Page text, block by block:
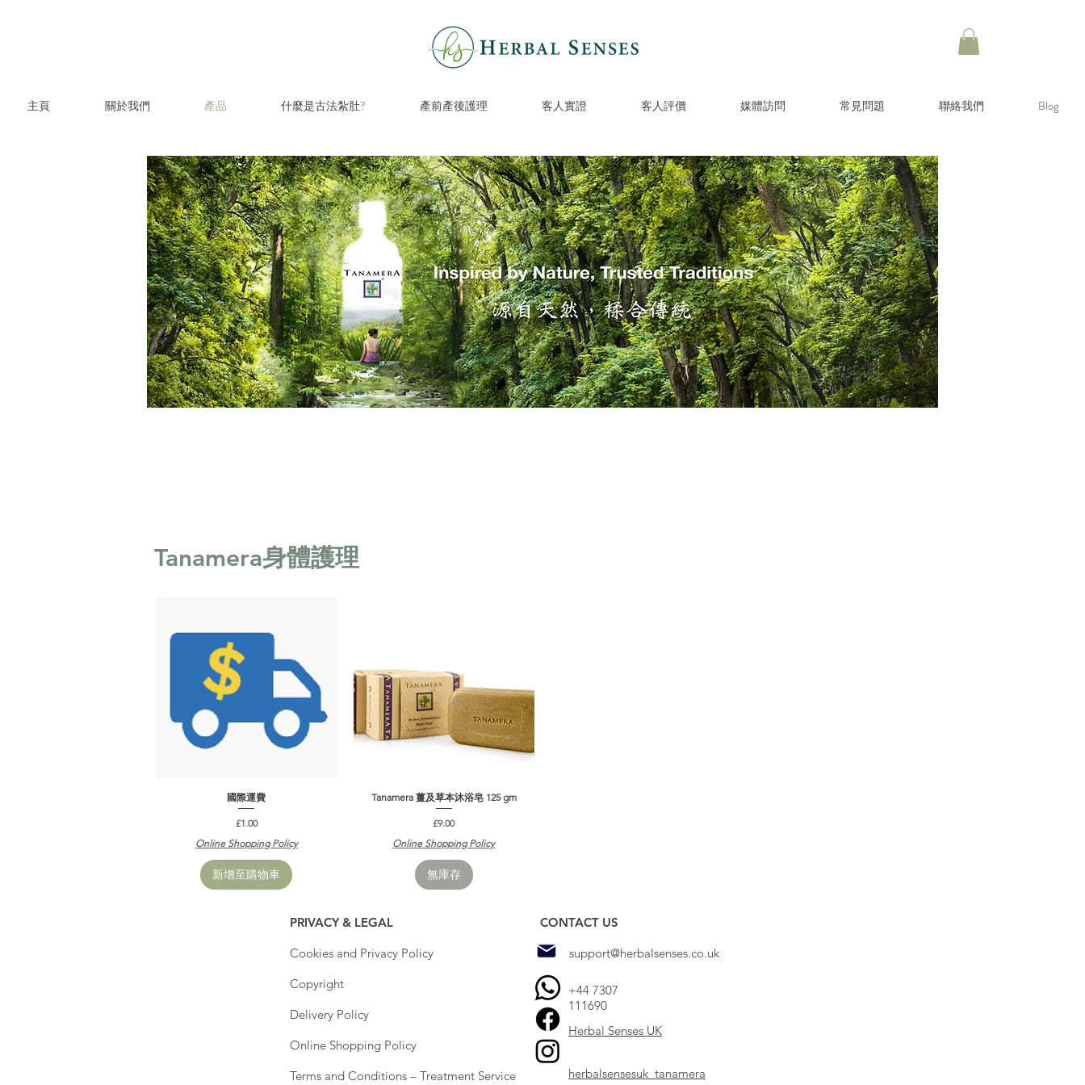
主頁 關於我們 產品 什麼是古法紮肚? 產前產後護理 客人實證 客人評價 媒體訪問 常見問題 聯絡我們 Blog
Tanamera身體護理
快速瀏覽
國際運費
價格
£1.00
Online Shopping Policy
新增至購物車
快速瀏覽
Tanamera 薑及草本沐浴皂 125 gm
價格
£9.00
Online Shopping Policy
無庫存
PRIVACY & LEGAL
Cookies and Privacy Policy
Copyright
Delivery Policy
Online Shopping Policy
Terms and Conditions – Treatment Service
CONTACT US
support@herbalsenses.co.uk
+44 7307
111690
Herbal Senses UK
herbalsensesuk_tanamera